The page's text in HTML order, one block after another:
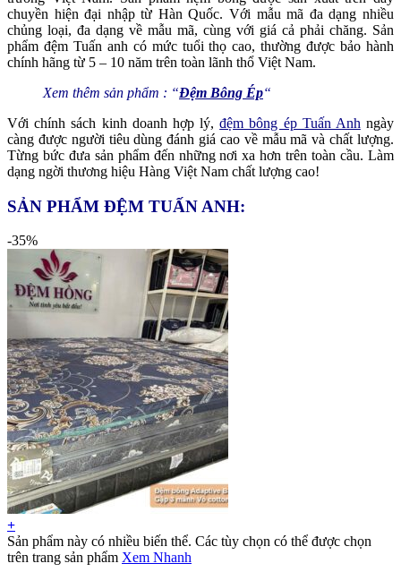
chuyền hiện đại nhập từ Hàn Quốc. Với mẫu mã đa dạng nhiều
chủng loại, đa dạng về mẫu mã, cùng với giá cả phải chăng. Sản
phẩm đệm Tuấn anh có mức tuổi thọ cao, thường được bảo hành
chính hãng từ 5 – 10 năm trên toàn lãnh thổ Việt Nam.
Xem thêm sản phẩm : “Đệm Bông Ép“
Với chính sách kinh doanh hợp lý,đệm bông ép Tuấn Anh ngày
càng được người tiêu dùng đánh giá cao về mẫu mã và chất lượng.
Từng bức đưa sản phẩm đến những nơi xa hơn trên toàn cầu. Làm
dạng ngời thương hiệu Hàng Việt Nam chất lượng cao!
SẢN PHẨM ĐỆM TUẤN ANH:
-35%
+
Sản phẩm này có nhiều biến thể. Các tùy chọn có thể được chọn
trên trang sản phẩm Xem Nhanh